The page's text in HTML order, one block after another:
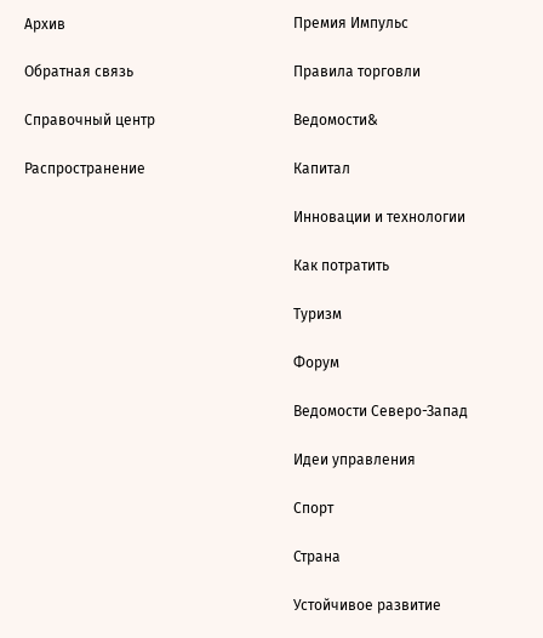
Архив
Обратная связь
Справочный центр
Распространение
Премия Импульс
Правила торговли
Ведомости&
Капитал
Инновации и технологии
Как потратить
Туризм
Форум
Ведомости Северо-Запад
Идеи управления
Спорт
Страна
Устойчивое развитие